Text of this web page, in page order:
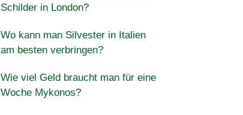
Schilder in London?
Wo kann man Silvester in Italien
am besten verbringen?
Wie viel Geld braucht man für eine
Woche Mykonos?